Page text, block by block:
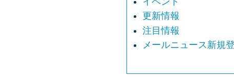
更新情報
注目情報
メールニュース新規